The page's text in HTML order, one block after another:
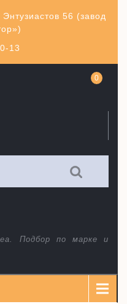
13
56 (завод
Подбор по марке и
0